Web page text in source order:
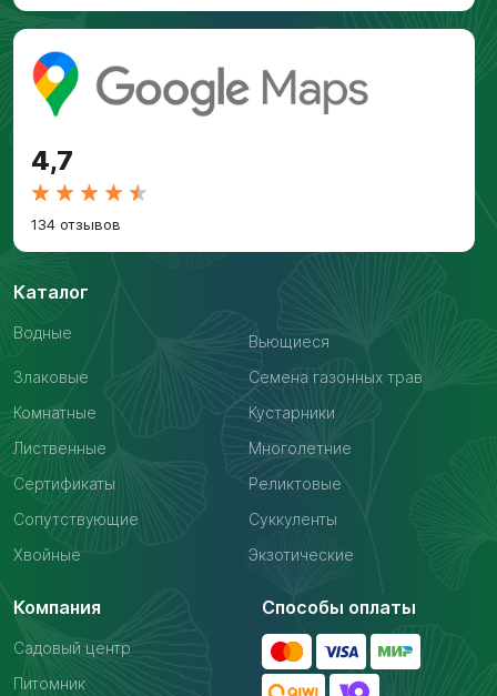
4,7
134 отзывов
Каталог
Водные
Вьющиеся
Злаковые
Семена газонных трав
Комнатные
Кустарники
Лиственные
Многолетние
Сертификаты
Реликтовые
Сопутствующие
Суккуленты
Хвойные
Экзотические
Компания
Садовый центр
Питомник
Способы оплаты